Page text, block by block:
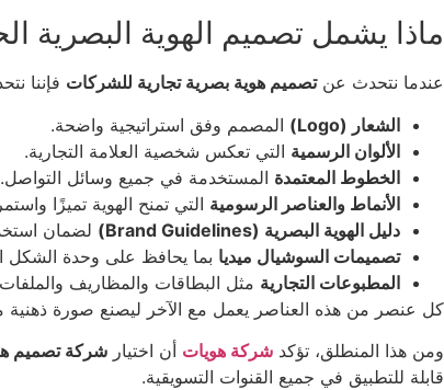
ماذا يشمل تصميم الهوية البصرية
عندما نتحدث عنتصميم هوية بصرية تجارية للشركات فإننا
الشعار (Logo)
المصمم وفق استراتيجية واضحة.
الألوان الرسمية التي تعكس شخصية العلامة التجارية.
الخطوط المعتمدة المستخدمة في جميع وسائل التواصل.
الأنماط والعناصر الرسومية التي تمنح الهوية تميزًا
دليل الهوية البصرية (Brand Guidelines)
لضمان
تصميمات السوشيال ميديا بما يحافظ على وحدة الشكل
المطبوعات التجارية مثل البطاقات والمظاريف
كل عنصر من هذه العناصر يعمل مع الآخر ليصنع صورة
ومن هذا المنطلق، تؤكد شركة هويات أن اختيار شركة تصميم
قابلة للتطبيق في جميع القنوات التسويقية.